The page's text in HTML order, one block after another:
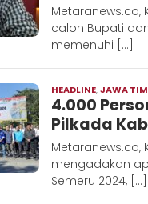
Metaranews.co,
calon Bupati
memenuhi […]
HEADLINE,JAWA
4.000
Pilkada
Metaranews.co,
mengadakan
Semeru 2024, […]